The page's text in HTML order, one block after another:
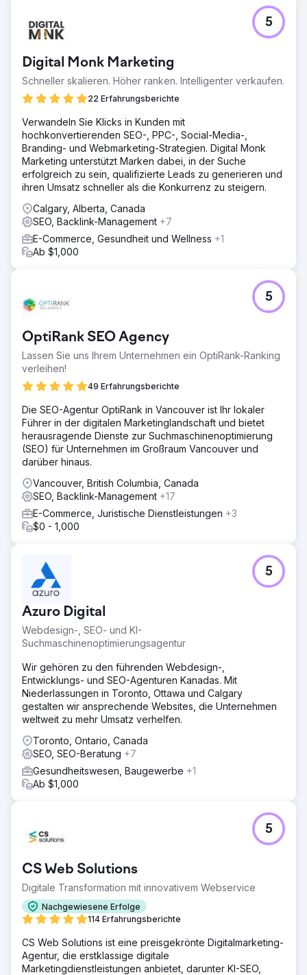
Digital Monk Marketing
Schneller skalieren. Höher ranken. Intelligenter verkaufen.
22 Erfahrungsberichte
5
Verwandeln Sie Klicks in Kunden mit
hochkonvertierenden SEO-, PPC-, Social-Media-,
Branding- und Webmarketing-Strategien. Digital Monk
Marketing unterstützt Marken dabei, in der Suche
erfolgreich zu sein, qualifizierte Leads zu generieren und
ihren Umsatz schneller als die Konkurrenz zu steigern.
Calgary, Alberta, Canada
SEO, Backlink-Management +7
E-Commerce, Gesundheit und Wellness +1
Ab $1,000
OptiRank SEO Agency
Lassen Sie uns Ihrem Unternehmen ein OptiRank-Ranking
verleihen!
49 Erfahrungsberichte
5
Die SEO-Agentur OptiRank in Vancouver ist Ihr lokaler
Führer in der digitalen Marketinglandschaft und bietet
herausragende Dienste zur Suchmaschinenoptimierung
(SEO) für Unternehmen im Großraum Vancouver und
darüber hinaus.
Vancouver, British Columbia, Canada
SEO, Backlink-Management +17
E-Commerce, Juristische Dienstleistungen +3
$0 - 1,000
Azuro Digital
Webdesign-, SEO- und KI-
Suchmaschinenoptimierungsagentur
5
Wir gehören zu den führenden Webdesign-,
Entwicklungs- und SEO-Agenturen Kanadas. Mit
Niederlassungen in Toronto, Ottawa und Calgary
gestalten wir ansprechende Websites, die Unternehmen
weltweit zu mehr Umsatz verhelfen.
Toronto, Ontario, Canada
SEO, SEO-Beratung +7
Gesundheitswesen, Baugewerbe +1
Ab $1,000
CS Web Solutions
Digitale Transformation mit innovativem Webservice
Nachgewiesene Erfolge
114 Erfahrungsberichte
5
CS Web Solutions ist eine preisgekrönte Digitalmarketing-
Agentur, die erstklassige digitale
Marketingdienstleistungen anbietet, darunter KI-SEO,